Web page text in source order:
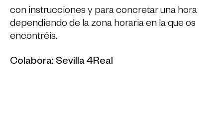
con instrucciones y para concretar una hora
dependiendo de la zona horaria en la que os
encontréis.
Colabora: Sevilla 4Real